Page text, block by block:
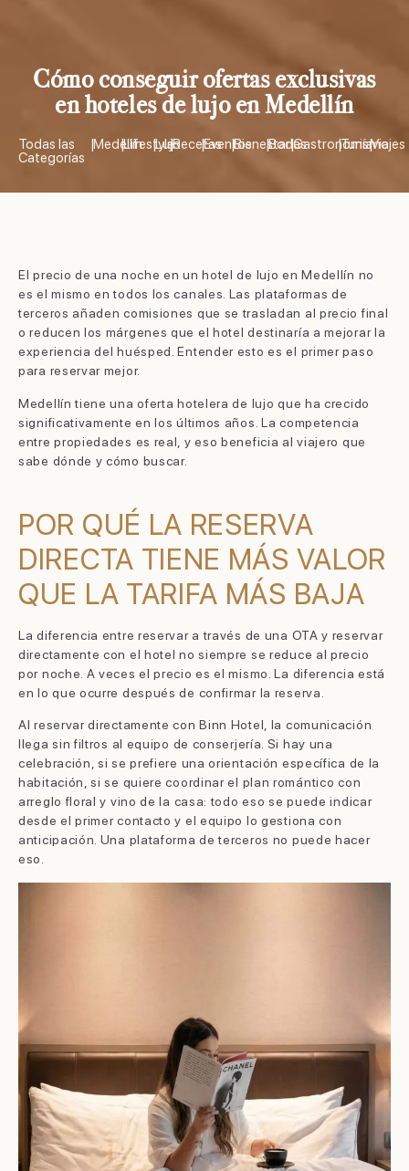
Cómo conseguir ofertas exclusivas
en hoteles de lujo en Medellín
Todas las
Categorías
|Medellín
|Lifestyle
|Lujo
|Recetas
|Eventos
|Bienestar
|Bodas
|Gastronomía
|Turismo
|Viajes
El precio de una noche en un hotel de lujo en Medellín no
es el mismo en todos los canales. Las plataformas de
terceros añaden comisiones que se trasladan al precio final
o reducen los márgenes que el hotel destinaría a mejorar la
experiencia del huésped. Entender esto es el primer paso
para reservar mejor.
Medellín tiene una oferta hotelera de lujo que ha crecido
significativamente en los últimos años. La competencia
entre propiedades es real, y eso beneficia al viajero que
sabe dónde y cómo buscar.
POR QUÉ LA RESERVA
DIRECTA TIENE MÁS VALOR
QUE LA TARIFA MÁS BAJA
La diferencia entre reservar a través de una OTA y reservar
directamente con el hotel no siempre se reduce al precio
por noche. A veces el precio es el mismo. La diferencia está
en lo que ocurre después de confirmar la reserva.
Al reservar directamente con Binn Hotel, la comunicación
llega sin filtros al equipo de conserjería. Si hay una
celebración, si se prefiere una orientación específica de la
habitación, si se quiere coordinar el plan romántico con
arreglo floral y vino de la casa: todo eso se puede indicar
desde el primer contacto y el equipo lo gestiona con
anticipación. Una plataforma de terceros no puede hacer
eso.